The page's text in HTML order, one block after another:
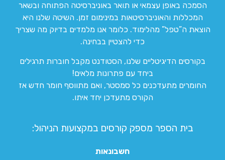
הסמכה באופן עצמאי או תואר באוניברסיטה הפתוחה ובשאר
המכללות והאוניברסיטאות במינימום זמן. השיטה שלנו היא
הוצאת ה”טפל” מהלימוד. כלומר אנו מלמדים בדיוק מה שצריך
כדי להצטיין בבחינה.
בקורסים הדיגיטליים שלנו, הסטודנט מקבל חוברות תרגילים
ביחד עם פתרונות מלאים!
החומרים מתעדכנים כל סמסטר, ואם מתווסף חומר חדש אז
הקורס מתעדכן יחד איתו.
בית הספר מספק קורסים במקצועות הניהול:
חשבונאות